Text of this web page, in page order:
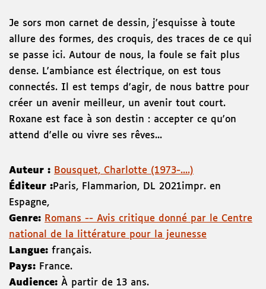
Je sors mon carnet de dessin, j'esquisse à toute
allure des formes, des croquis, des traces de ce qui
se passe ici. Autour de nous, la foule se fait plus
dense. L'ambiance est électrique, on est tous
connectés. Il est temps d'agir, de nous battre pour
créer un avenir meilleur, un avenir tout court.
Roxane est face à son destin : accepter ce qu'on
attend d'elle ou vivre ses rêves...
Auteur : Bousquet, Charlotte (1973-....)
Éditeur :Paris, Flammarion, DL 2021impr. en
Espagne,
Genre: Romans -- Avis critique donné par le Centre
national de la littérature pour la jeunesse
Langue: français.
Pays: France.
Audience: À partir de 13 ans.